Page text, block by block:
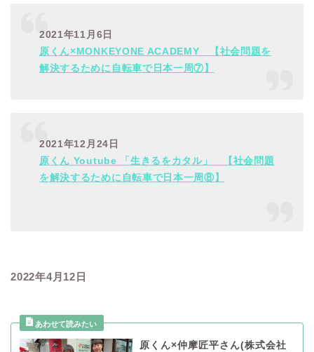
2021年11月6日
原くん×MONKEYONE ACADEMY 【社会問題を
解決するために自転車で日本一周⑦】
2021年12月24日
原くん Youtube 「生きるをカタル」 【社会問題
を解決するために自転車で日本一周⑧】
2022年4月12日
原くん×仲摩匠平さん(株式会社